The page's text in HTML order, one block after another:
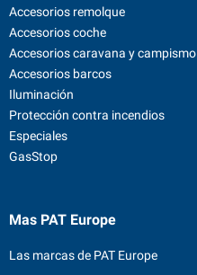
Accesorios remolque
Accesorios coche
Accesorios caravana y campismo
Accesorios barcos
Iluminación
Protección contra incendios
Especiales
GasStop
Mas PAT Europe
Las marcas de PAT Europe